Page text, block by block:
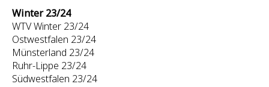
Winter 23/24
WTV Winter 23/24
Ostwestfalen 23/24
Münsterland 23/24
Ruhr-Lippe 23/24
Südwestfalen 23/24